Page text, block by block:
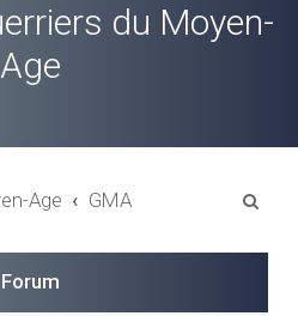
du Moyen-
Age
Age GMA
Forum